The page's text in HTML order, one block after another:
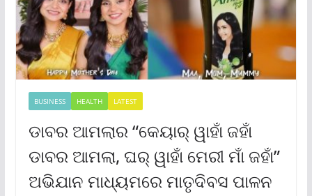
BUSINESS HEALTH LATEST
ଡାବର ଆମଲାର “କେୟାର୍ ୱାହାଁ ଜହାଁ
ଡାବର ଆମଲା, ଘର୍ ୱାହାଁ ମେରୀ ମାଁ ଜହାଁ”
ଅଭିଯାନ ମାଧ୍ୟମରେ ମାତୃଦିବସ ପାଳନ